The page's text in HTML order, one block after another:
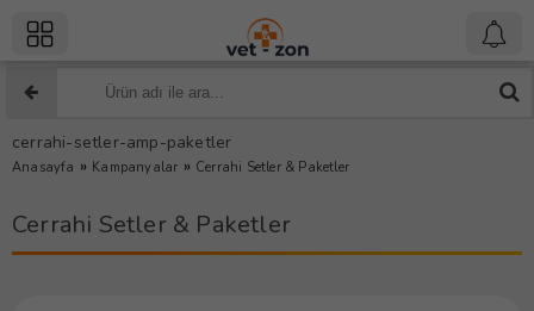
cerrahi-setler-amp-paketler
Anasayfa » Kampanyalar » Cerrahi Setler & Paketler
Cerrahi Setler & Paketler